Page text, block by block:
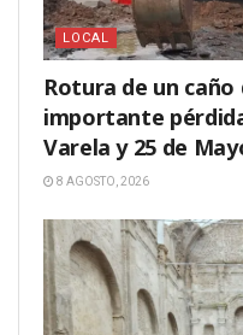
LOCAL
Rotura de un caño
importante
Varela y 25 de
8 AGOSTO, 2026